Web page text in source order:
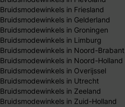
Bruidsmodewinkels in Friesland
Bruidsmodewinkels in Gelderland
Bruidsmodewinkels in Groningen
Bruidsmodewinkels in Limburg
Bruidsmodewinkels in Noord-Brabant
Bruidsmodewinkels in Noord-Holland
Bruidsmodewinkels in Overijssel
Bruidsmodewinkels in Utrecht
Bruidsmodewinkels in Zeeland
Bruidsmodewinkels in Zuid-Holland